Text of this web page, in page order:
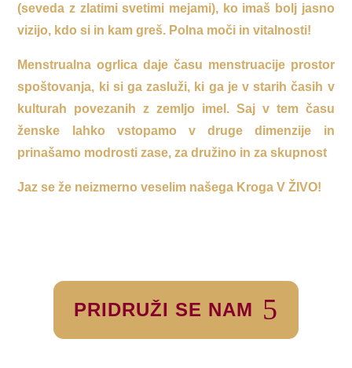
(seveda z zlatimi svetimi mejami), ko imaš bolj jasno
vizijo, kdo si in kam greš. Polna moči in vitalnosti!
Menstrualna ogrlica daje času menstruacije prostor
spoštovanja, ki si ga zasluži, ki ga je v starih časih v
kulturah povezanih z zemljo imel. Saj v tem času
ženske lahko vstopamo v druge dimenzije in
prinašamo modrosti zase, za družino in za skupnost
Jaz se že neizmerno veselim našega Kroga V ŽIVO!
PRIDRUŽI SE NAM